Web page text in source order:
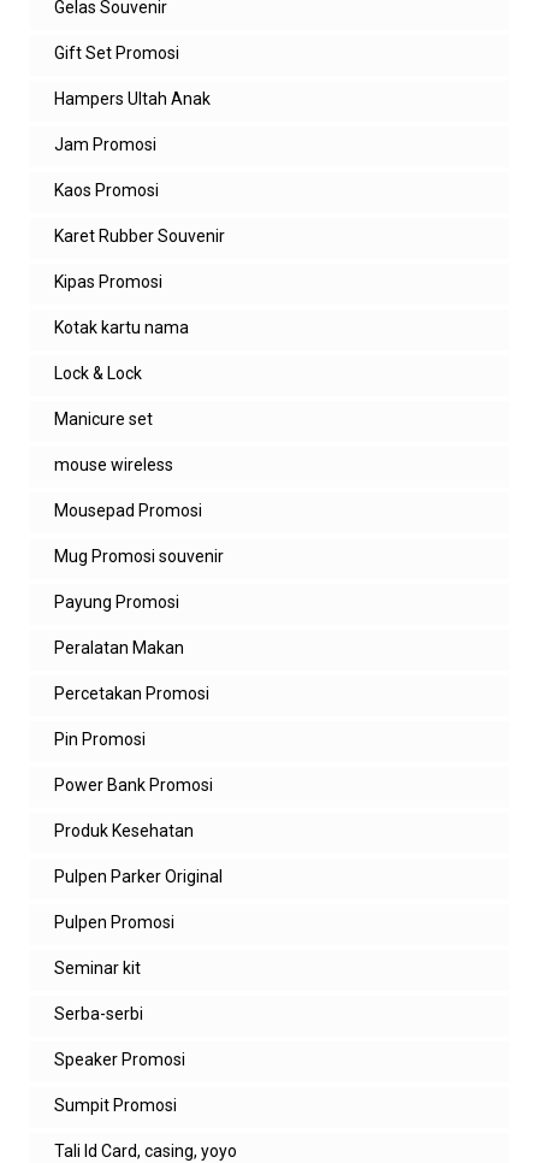
Gelas Souvenir
Gift Set Promosi
Hampers Ultah Anak
Jam Promosi
Kaos Promosi
Karet Rubber Souvenir
Kipas Promosi
Kotak kartu nama
Lock & Lock
Manicure set
mouse wireless
Mousepad Promosi
Mug Promosi souvenir
Payung Promosi
Peralatan Makan
Percetakan Promosi
Pin Promosi
Power Bank Promosi
Produk Kesehatan
Pulpen Parker Original
Pulpen Promosi
Seminar kit
Serba-serbi
Speaker Promosi
Sumpit Promosi
Tali Id Card, casing, yoyo